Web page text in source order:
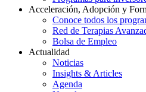
Acceleración, Adopción y
Conoce todos los
Red de Terapias
Bolsa de Empleo
Actualidad
Noticias
Insights & Articles
Agenda